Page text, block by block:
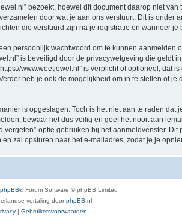
bezoekt, hoewel dit document daarop niet
door wat je aan ons verstuurt. Dit is onder
die verstuurd zijn na je registratie en wanneer je
persoonlijk wachtwoord om te kunnen aanmelden
is beveiligd door de privacywetgeving die geldt
www.weetjewel.nl” is verplicht of optioneel, dat
heb je ook de mogelijkheid om in te stellen of
is opgeslagen. Toch is het niet aan te raden dat
bewaar het dus veilig en geef het nooit aan
optie gebruiken bij het aanmeldvenster.
zal opsturen naar het e-mailadres, zodat je je
phpBB® Forum Software © phpBB Limited
vertaling doorphpBB.nl
| Gebruikersvoorwaarden